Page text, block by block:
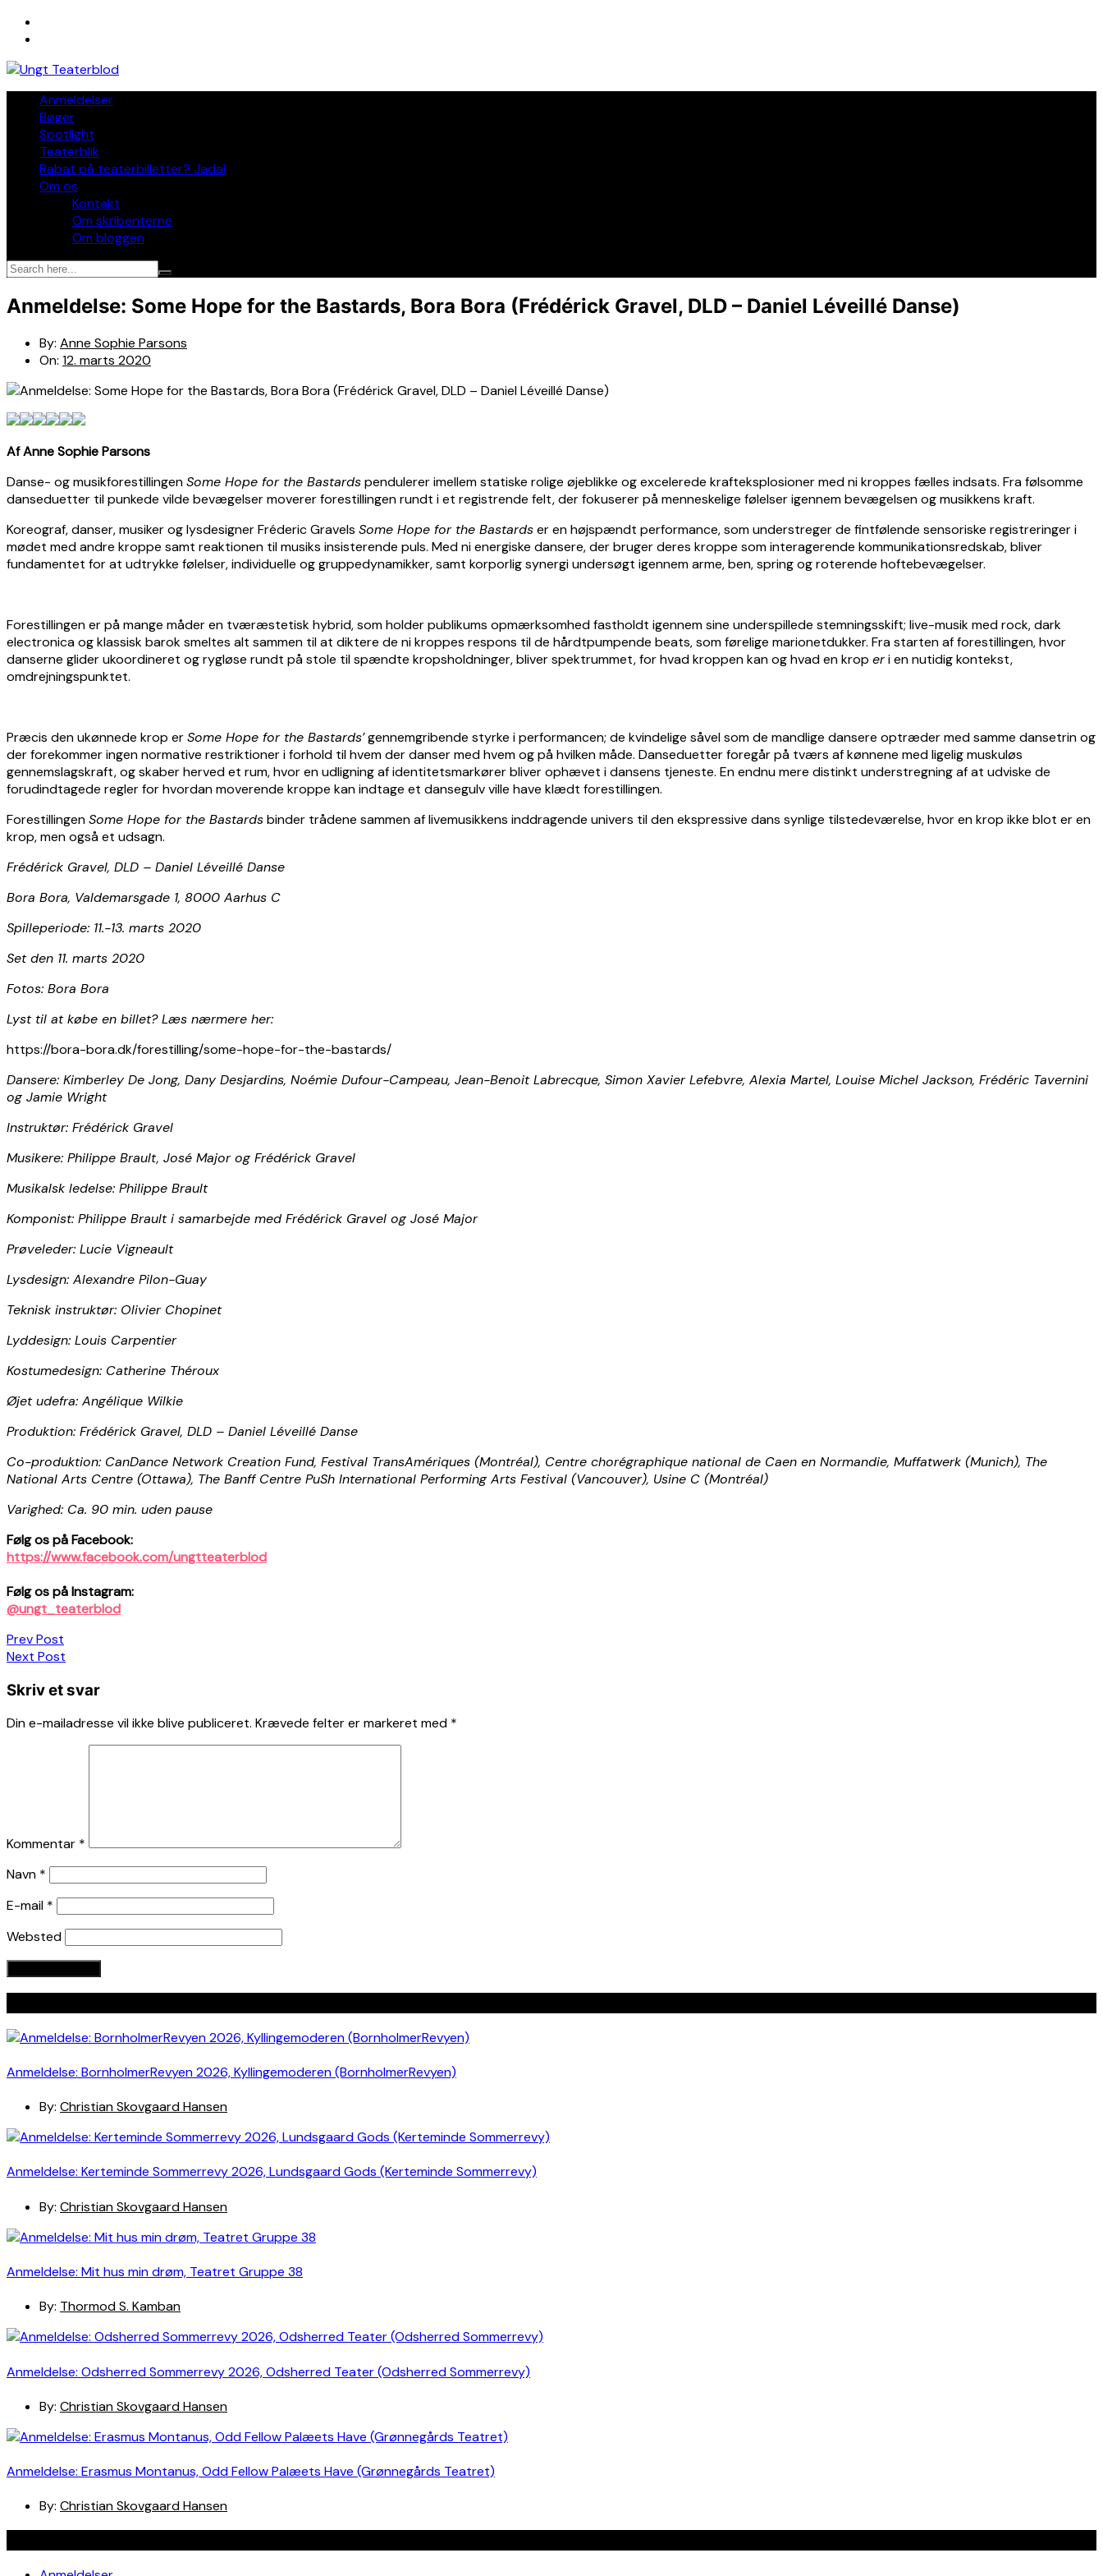
Skip
Anmeldelser
Bøger
Spotlight
Teaterblik
Rabat på teaterbilletter? Jada!
Om os
Kontakt
Om skribenterne
Om bloggen
Anmeldelse: Some Hope for the Bastards, Bora Bora (Frédérick Gravel, DLD – Daniel Léveillé Danse)
By: Anne Sophie Parsons
On: 12. marts 2020
Af Anne Sophie Parsons
Danse- og musikforestillingenSome Hope for the Bastardspendulerer imellem statiske rolige øjeblikke og excelerede krafteksplosioner med ni kroppes fælles indsats. Fra følsomme
danseduetter til punkede vilde bevægelser moverer forestillingen rundt i et registrende felt, der fokuserer på menneskelige følelser igennem bevægelsen og musikkens kraft.
Koreograf, danser, musiker og lysdesigner Fréderic Gravels Some Hope for the Bastardser en højspændt performance, som understreger de fintfølende sensoriske registreringer i
mødet med andre kroppe samt reaktionen til musiks insisterende puls. Med ni energiske dansere, der bruger deres kroppe som interagerende kommunikationsredskab, bliver
fundamentet for at udtrykke følelser, individuelle og gruppedynamikker, samt korporlig synergi undersøgt igennem arme, ben, spring og roterende hoftebevægelser.
Forestillingen er på mange måder en tværæstetisk hybrid, som holder publikums opmærksomhed fastholdt igennem sine underspillede stemningsskift; live-musik med rock, dark
electronica og klassisk barok smeltes alt sammen til at diktere de ni kroppes respons til de hårdtpumpende beats, som førelige marionetdukker. Fra starten af forestillingen, hvor
danserne glider ukoordineret og rygløse rundt på stole til spændte kropsholdninger, bliver spektrummet, for hvad kroppen kan og hvad en krop eri en nutidig kontekst,
omdrejningspunktet.
Præcis den ukønnede krop erSome Hope for the Bastards’gennemgribende styrke i performancen; de kvindelige såvel som de mandlige dansere optræder med samme dansetrin og
der forekommer ingen normative restriktioner i forhold til hvem der danser med hvem og på hvilken måde. Danseduetter foregår på tværs af kønnene med ligelig muskuløs
gennemslagskraft, og skaber herved et rum, hvor en udligning af identitetsmarkører bliver ophævet i dansens tjeneste. En endnu mere distinkt understregning af at udviske de
forudindtagede regler for hvordan moverende kroppe kan indtage et dansegulv ville have klædt forestillingen.
ForestillingenSome Hope for the Bastardsbinder trådene sammen af livemusikkens inddragende univers til den ekspressive dans synlige tilstedeværelse, hvor en krop ikke blot er en
krop, men også et udsagn.
Frédérick Gravel, DLD – Daniel Léveillé Danse
Bora Bora, Valdemarsgade 1, 8000 Aarhus C
Spilleperiode: 11.-13. marts 2020
Set den 11. marts 2020
Fotos: Bora Bora
Lyst til at købe en billet? Læs nærmere her:
https://bora-bora.dk/forestilling/some-hope-for-the-bastards/
Dansere: Kimberley De Jong, Dany Desjardins, Noémie Dufour-Campeau, Jean-Benoit Labrecque, Simon Xavier Lefebvre, Alexia Martel, Louise Michel Jackson, Frédéric Tavernini
og Jamie Wright
Instruktør: Frédérick Gravel
Musikere: Philippe Brault, José Major og Frédérick Gravel
Musikalsk ledelse: Philippe Brault
Komponist: Philippe Brault i samarbejde med Frédérick Gravel og José Major
Prøveleder: Lucie Vigneault
Lysdesign: Alexandre Pilon-Guay
Teknisk instruktør: Olivier Chopinet
Lyddesign: Louis Carpentier
Kostumedesign: Catherine Théroux
Øjet udefra: Angélique Wilkie
Produktion: Frédérick Gravel, DLD – Daniel Léveillé Danse
Co-produktion: CanDance Network Creation Fund, Festival TransAmériques (Montréal), Centre chorégraphique national de Caen en Normandie, Muffatwerk (Munich), The
National Arts Centre (Ottawa), The Banff Centre PuSh International Performing Arts Festival (Vancouver), Usine C (Montréal)
Varighed: Ca. 90 min. uden pause
Følg os på Facebook:
https://www.facebook.com/ungtteaterblod
Følg os på Instagram:
@ungt_teaterblod
Indlægsnavigation
Prev Post
Next Post
Skriv et svar
Din e-mailadresse vil ikke blive publiceret. Krævede felter er markeret med *
Kommentar *
Navn *
E-mail *
Websted
Anmeldelse: BornholmerRevyen 2026, Kyllingemoderen (BornholmerRevyen)
By: Christian Skovgaard Hansen
Anmeldelse: Kerteminde Sommerrevy 2026, Lundsgaard Gods (Kerteminde Sommerrevy)
By: Christian Skovgaard Hansen
Anmeldelse: Mit hus min drøm, Teatret Gruppe 38
By: Thormod S. Kamban
Anmeldelse: Odsherred Sommerrevy 2026, Odsherred Teater (Odsherred Sommerrevy)
By: Christian Skovgaard Hansen
Anmeldelse: Erasmus Montanus, Odd Fellow Palæets Have (Grønnegårds Teatret)
By: Christian Skovgaard Hansen